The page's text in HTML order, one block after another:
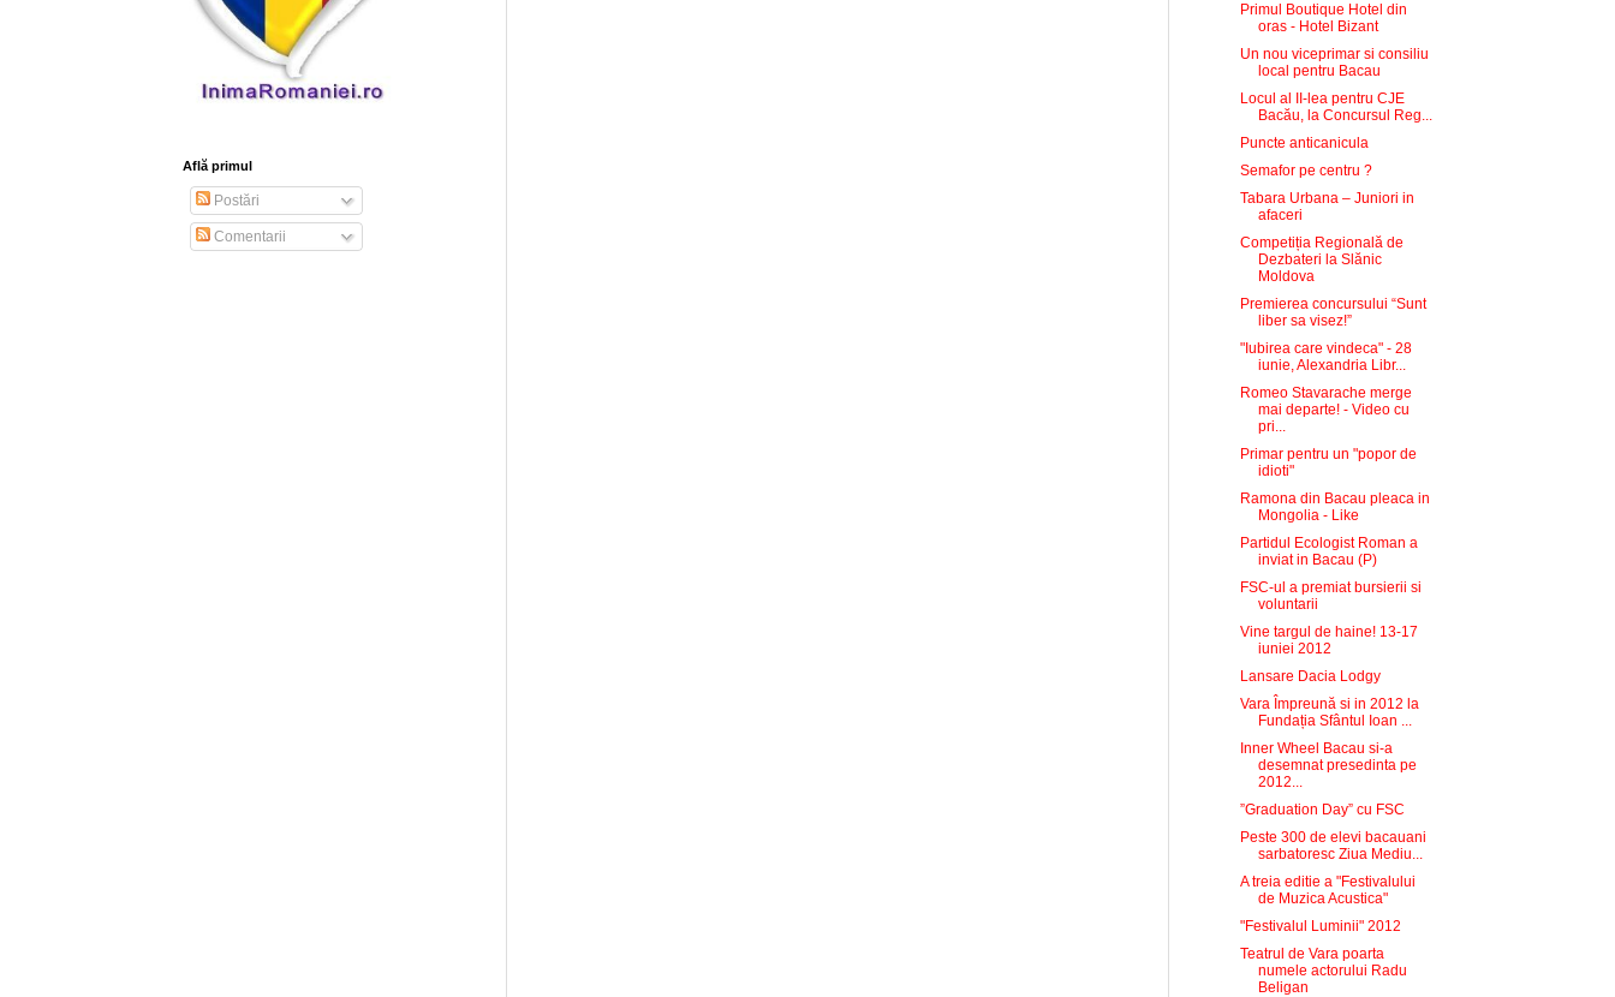
Află primul
Postări
Comentarii
Primul Boutique Hotel din
oras - Hotel Bizant
Un nou viceprimar si consiliu
local pentru Bacau
Locul al II-lea pentru CJE
Bacău, la Concursul Reg...
Puncte anticanicula
Semafor pe centru ?
Tabara Urbana – Juniori in
afaceri
Competiția Regională de
Dezbateri la Slănic
Moldova
Premierea concursului “Sunt
liber sa visez!”
"Iubirea care vindeca" - 28
iunie, Alexandria Libr...
Romeo Stavarache merge
mai departe! - Video cu
pri...
Primar pentru un "popor de
idioti"
Ramona din Bacau pleaca in
Mongolia - Like
Partidul Ecologist Roman a
inviat in Bacau (P)
FSC-ul a premiat bursierii si
voluntarii
Vine targul de haine! 13-17
iuniei 2012
Lansare Dacia Lodgy
Vara Împreună si in 2012 la
Fundația Sfântul Ioan ...
Inner Wheel Bacau si-a
desemnat presedinta pe
2012...
”Graduation Day” cu FSC
Peste 300 de elevi bacauani
sarbatoresc Ziua Mediu...
A treia editie a "Festivalului
de Muzica Acustica"
"Festivalul Luminii" 2012
Teatrul de Vara poarta
numele actorului Radu
Beligan